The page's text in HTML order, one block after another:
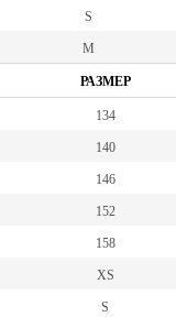
S
M
РАЗМЕР
134
140
146
152
158
XS
S